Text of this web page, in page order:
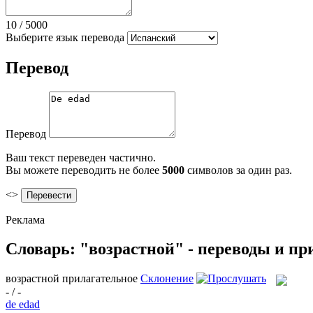
10 / 5000
Выберите язык перевода
Перевод
Перевод
Ваш текст переведен частично.
Вы можете переводить не более 5000 символов за один раз.
<>
Реклама
Словарь: "возрастной" - переводы и
возрастной прилагательное Склонение
- / -
de edad